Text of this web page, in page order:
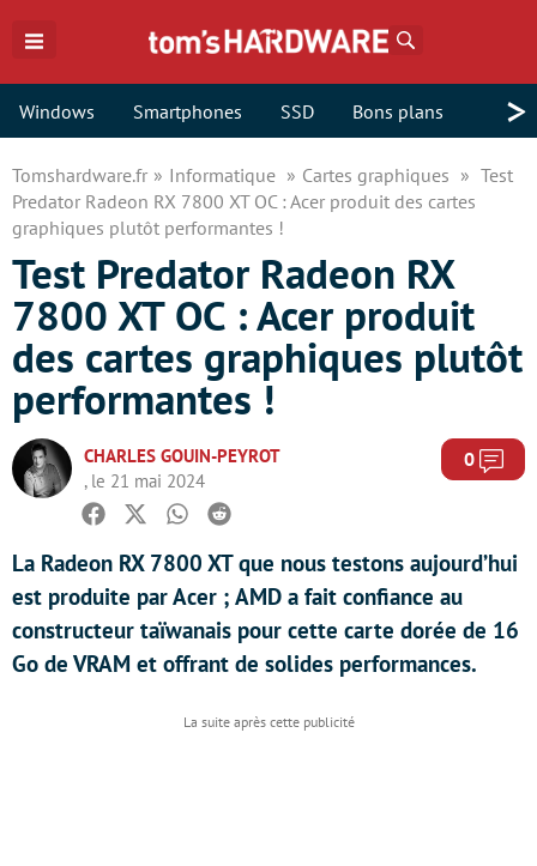
Windows Smartphones SSD Bons plans >
Tomshardware.fr Informatique Cartes graphiques
Test
Predator Radeon RX 7800 XT OC : Acer produit des cartes
graphiques plutôt performantes !
Test Predator Radeon RX
7800 XT OC : Acer produit
des cartes graphiques plutôt
performantes !
CHARLES GOUIN-PEYROT
, le 21 mai 2024
0
Facebook
TwitterWhatsapp
Reddit
La Radeon RX 7800 XT que nous testons aujourd’hui
est produite par Acer ; AMD a fait confiance au
constructeur taïwanais pour cette carte dorée de 16
Go de VRAM et offrant de solides performances.